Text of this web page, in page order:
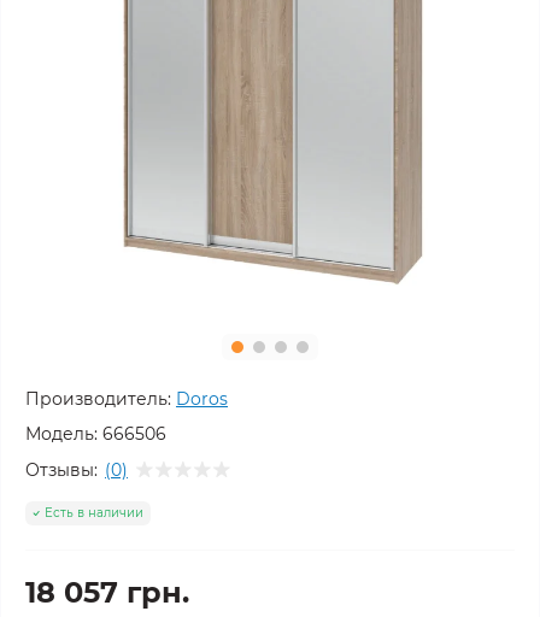
Производитель: Doros
Модель: 666506
Отзывы: (0)
Есть в наличии
18 057 грн.